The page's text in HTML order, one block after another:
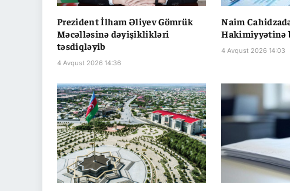
Prezident İlham Əliyev Gömrük
Məcəlləsinə dəyişiklikləri
təsdiqləyib
4 Avqust 2026 14:36
Naim
Hakimiyyətinə
4 Avqust 2026 14:03